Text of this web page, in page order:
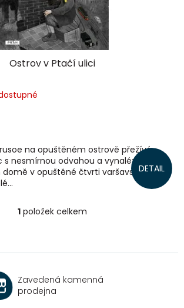
Ostrov v Ptačí ulici
DETAIL
na opuštěném ostrově přežívá
s nesmírnou odvahou a vynalézavostí v
v opuštěné čtvrti varšavského
O
c
í
1 položek celkem
Zavedená kamenná
prodejna